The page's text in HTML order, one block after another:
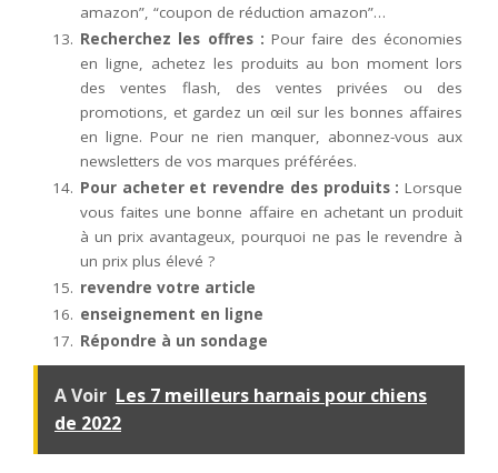
amazon”, “coupon de réduction amazon”…
Recherchez les offres :Pour faire des économies
en ligne, achetez les produits au bon moment lors
des ventes flash, des ventes privées ou des
promotions, et gardez un œil sur les bonnes affaires
en ligne. Pour ne rien manquer, abonnez-vous aux
newsletters de vos marques préférées.
Pour acheter et revendre des produits : Lorsque
vous faites une bonne affaire en achetant un produit
à un prix avantageux, pourquoi ne pas le revendre à
un prix plus élevé ?
revendre votre article
enseignement en ligne
Répondre à un sondage
A Voir Les 7 meilleurs harnais pour chiens
de 2022